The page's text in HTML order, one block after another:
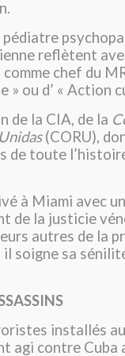
reflètent
chef du
ou d’ « Action
de la CIA, de la
(CORU),
de toute
à Miami avec
de la justicie
autres de la
il soigne sa
installés
agi contre Cuba